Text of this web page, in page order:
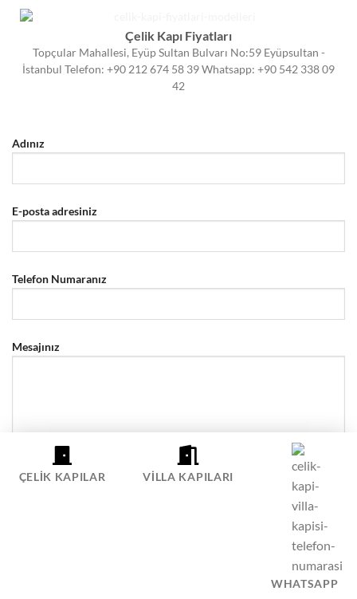
Çelik Kapı Fiyatları
Topçular Mahallesi, Eyüp Sultan Bulvarı No:59 Eyüpsultan -
İstanbul Telefon: +90 212 674 58 39 Whatsapp: +90 542 338 09
42
Adınız
E-posta adresiniz
Telefon Numaranız
Mesajınız
ÇELIK KAPILAR VILLA KAPILARI
WHATSAPP